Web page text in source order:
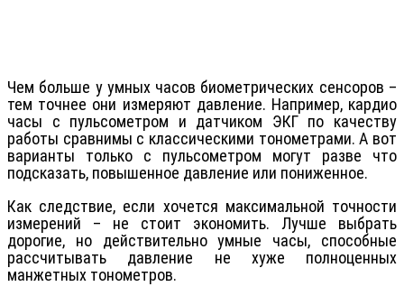
Чем больше у умных часов биометрических сенсоров –
тем точнее они измеряют давление. Например, кардио
часы с пульсометром и датчиком ЭКГ по качеству
работы сравнимы с классическими тонометрами. А вот
варианты только с пульсометром могут разве что
подсказать, повышенное давление или пониженное.
Как следствие, если хочется максимальной точности
измерений – не стоит экономить. Лучше выбрать
дорогие, но действительно умные часы, способные
рассчитывать давление не хуже полноценных
манжетных тонометров.